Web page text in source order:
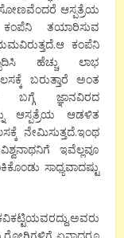
ಆಸ್ಪತ್ರೆಯ
ತಯಾರಿಸುವ
ಕಂಪೆನಿ
ಹೆಚ್ಚು ಲಾಭ
ಬರುತ್ತಾರೆ ಅಂತ
ಜ್ಞಾನವಿರದ
ಆಸ್ಪತ್ರೆಯ ಆಡಳಿತ
ನೇಮಿಸುತ್ತದೆ.ಇಂಥ
ಇವೆಲ್ಲವೂ
ಸಾಧ್ಯವಾದಷ್ಟು
ಏನಾದರೂ